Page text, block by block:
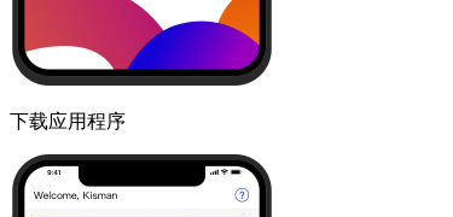
下载应用程序